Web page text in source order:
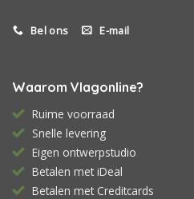
Bel ons E-mail
Waarom Vlagonline?
Ruime voorraad
Snelle levering
Eigen ontwerpstudio
Betalen met iDeal
Betalen met Creditcards